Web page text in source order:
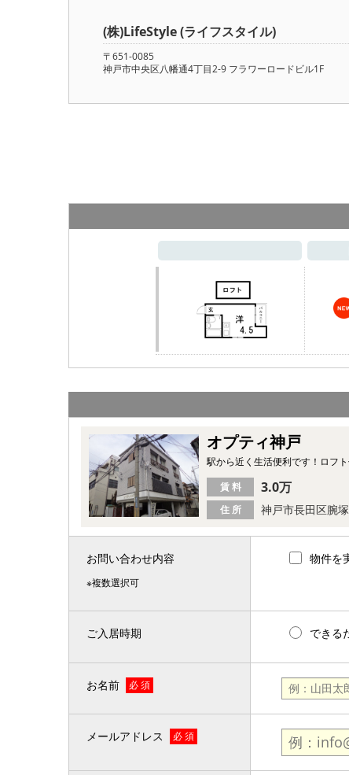
(株)LifeStyle (ライフスタイル)
〒651-0085
神戸市中央区八幡通4丁目2-9 フラワーロードビル1F
オプティ神戸
駅から近く生活便利です！ロフ
住 所 神戸市長田区腕
賃 料 3.0万
お問い合わせ内容
※複数選択可
物件を
ご入居時期 できる
お名前 必 須
メールアドレス 必 須